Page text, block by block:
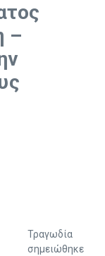
–
Τραγωδία
σημειώθηκε